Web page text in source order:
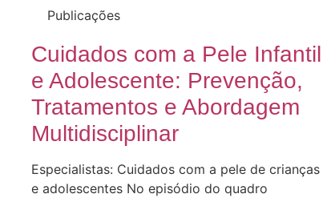
Publicações
Cuidados com a Pele Infantil
e Adolescente: Prevenção,
Tratamentos e Abordagem
Multidisciplinar
Especialistas: Cuidados com a pele de crianças
e adolescentes No episódio do quadro